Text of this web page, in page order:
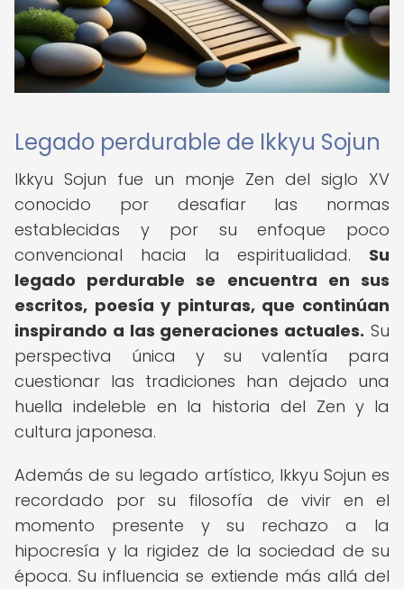
Legado perdurable de Ikkyu Sojun
Ikkyu Sojun fue un monje Zen del siglo XV
conocido por desafiar las normas
establecidas y por su enfoque poco
convencional hacia la espiritualidad. Su
legado perdurable se encuentra en sus
escritos, poesía y pinturas, que continúan
inspirando a las generaciones actuales. Su
perspectiva única y su valentía para
cuestionar las tradiciones han dejado una
huella indeleble en la historia del Zen y la
cultura japonesa.
Además de su legado artístico, Ikkyu Sojun es
recordado por su filosofía de vivir en el
momento presente y su rechazo a la
hipocresía y la rigidez de la sociedad de su
época. Su influencia se extiende más allá del